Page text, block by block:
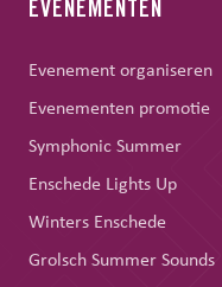
EVENEMENTEN
Evenement organiseren
Evenementen promotie
Symphonic Summer
Enschede Lights Up
Winters Enschede
Grolsch Summer Sounds